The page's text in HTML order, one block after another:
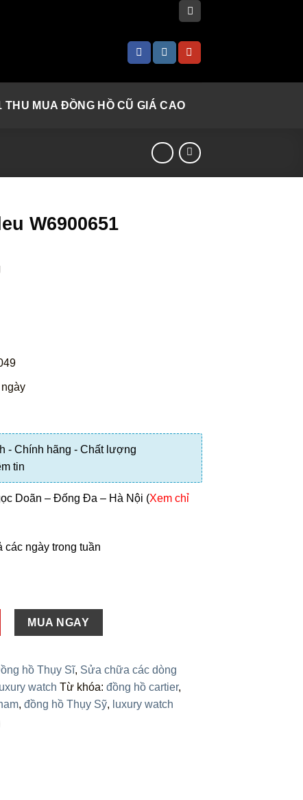
THU MUA ĐỒNG HỒ CŨ GIÁ CAO
W6900651
- Chính hãng - Chất lượng
tin
Doãn – Đống Đa – Hà Nội (Xem chỉ
các ngày trong tuần
MUA NGAY
hồ Thụy Sĩ, Sửa chữa các dòng
watch Từ khóa: đồng hồ cartier,
, đồng hồ Thụy Sỹ, luxury watch